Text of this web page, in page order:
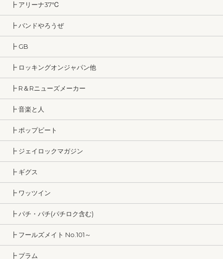
┣ アリーナ37℃
┣ バンドやろうぜ
┣ GB
┣ ロッキングオンジャパン他
┣ R＆Rニューズメーカー
┣ 音楽と人
┣ ポップビート
┣ ジェイロックマガジン
┣ ギグス
┣ ワッツイン
┣ パチ・パチ(パチロク含む)
┣ フールズメイト No.101～
┣ プラム